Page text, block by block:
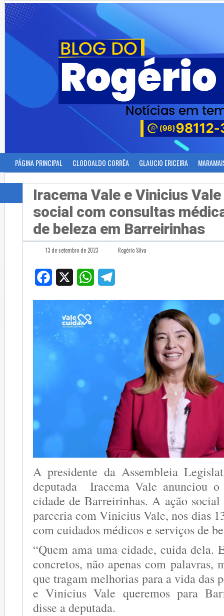
PÁGINA PRINCIPAL CLODOALDO CORRÊA GLAUCIO ERICEIRA
Iracema Vale e Vinicius
social com consultas
de beleza em Barreirinhas
13 de setembro de 2023 Rogério Silva
Facebook WhatsApp
A presidente da Assembleia
deputada Iracema Vale anunciou o
cidade de Barreirinhas. A ação social
parceria com Vinicius Vale, nos dias
com cuidados médicos e serviços de
“Quem ama uma cidade, cuida dela.
concretos, não apenas com palavras,
que tragam melhorias para a vida das
e Vinicius Vale queremos para
disse a deputada.